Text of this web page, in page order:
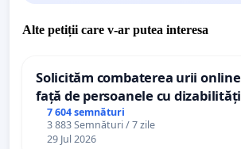
Alte petiții care v-ar putea interesa
Solicităm combaterea urii online
față de persoanele cu dizabilități
7 604 semnături
3 883 Semnături / 7 zile
29 Jul 2026